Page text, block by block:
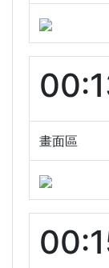
畫面區